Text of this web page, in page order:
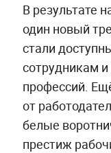
В результате
один новый
стали
сотрудникам
профессий.
от
белые
престиж